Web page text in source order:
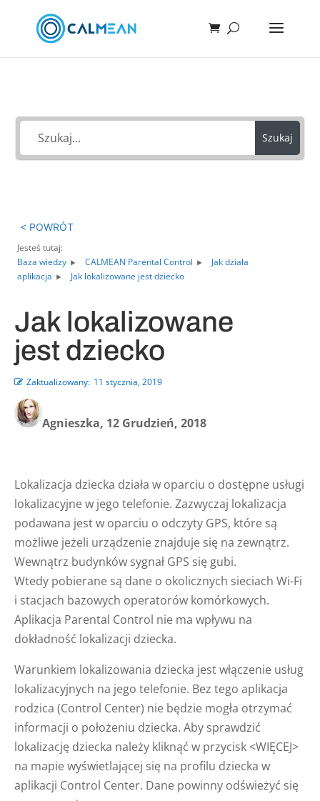
Szukaj
< POWRÓT
Jesteś tutaj:
Baza wiedzy
CALMEAN Parental Control
Jak działa
aplikacja
Jak lokalizowane jest dziecko
Jak lokalizowane
jest dziecko
Zaktualizowany: 11 stycznia, 2019
Agnieszka, 12 Grudzień, 2018
Lokalizacja dziecka działa w oparciu o dostępne usługi
lokalizacyjne w jego telefonie. Zazwyczaj lokalizacja
podawana jest w oparciu o odczyty GPS, które są
możliwe jeżeli urządzenie znajduje się na zewnątrz.
Wewnątrz budynków sygnał GPS się gubi.
Wtedy pobierane są dane o okolicznych sieciach Wi-Fi
i stacjach bazowych operatorów komórkowych.
Aplikacja Parental Control nie ma wpływu na
dokładność lokalizacji dziecka.
Warunkiem lokalizowania dziecka jest włączenie usług
lokalizacyjnych na jego telefonie. Bez tego aplikacja
rodzica (Control Center) nie będzie mogła otrzymać
informacji o położeniu dziecka. Aby sprawdzić
lokalizację dziecka należy kliknąć w przycisk <WIĘCEJ>
na mapie wyświetlającej się na profilu dziecka w
aplikacji Control Center. Dane powinny odświeżyć się